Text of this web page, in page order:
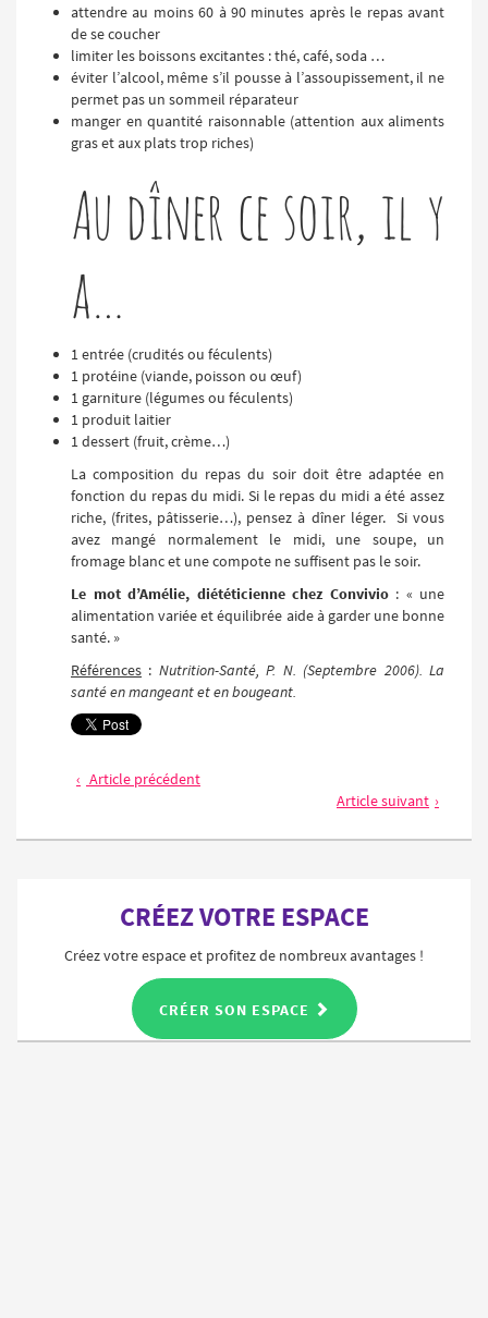
attendre au moins 60 à 90 minutes après le repas avant
de se coucher
limiter les boissons excitantes : thé, café, soda …
éviter l’alcool, même s’il pousse à l’assoupissement, il ne
permet pas un sommeil réparateur
manger en quantité raisonnable (attention aux aliments
gras et aux plats trop riches)
Au dîner ce soir, il y
a…
1 entrée (crudités ou féculents)
1 protéine (viande, poisson ou œuf)
1 garniture (légumes ou féculents)
1 produit laitier
1 dessert (fruit, crème…)
La composition du repas du soir doit être adaptée en
fonction du repas du midi. Si le repas du midi a été assez
riche, (frites, pâtisserie…), pensez à dîner léger. Si vous
avez mangé normalement le midi, une soupe, un
fromage blanc et une compote ne suffisent pas le soir.
Le mot d’Amélie, diététicienne chez Convivio : « une
alimentation variée et équilibrée aide à garder une bonne
santé. »
Références : Nutrition-Santé, P. N. (Septembre 2006). La
santé en mangeant et en bougeant.
Article précédent
Article suivant
CRÉEZ VOTRE ESPACE
Créez votre espace et profitez de nombreux avantages !
CRÉER SON ESPACE